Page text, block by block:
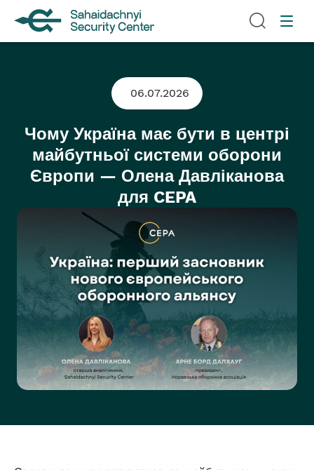
06.07.2026
Чому Україна має бути в центрі
майбутньої системи оборони
Європи — Олена Давліканова
для CEPA